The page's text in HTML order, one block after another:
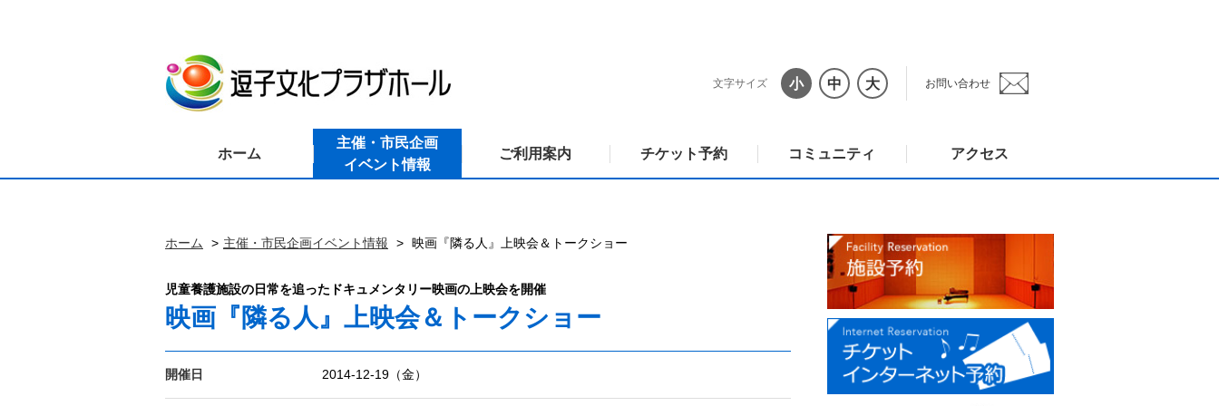
文字サイズ 小 中 大 お問い合わせ
ホーム
主催・市民企画
イベント情報
ご利用案内 チケット予約 コミュニティ アクセス
ホーム 主催・市民企画イベント情報 映画『隣る人』上映会＆トークショー
児童養護施設の日常を追ったドキュメンタリー映画の上映会を開催
映画『隣る人』上映会＆トークショー
開催日 2014-12-19（金）